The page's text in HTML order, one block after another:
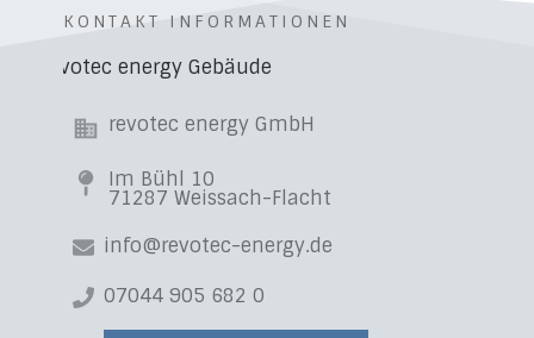
KONTAKT INFORMATIONEN
revotec energy GmbH
Im Bühl 10
71287 Weissach-Flacht
info@revotec-energy.de
07044 905 682 0